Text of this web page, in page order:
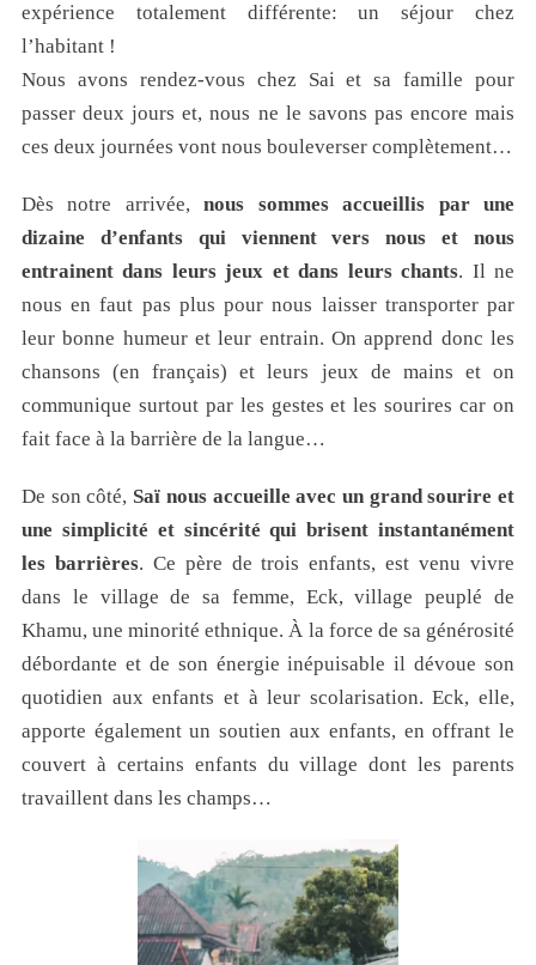
expérience totalement différente: un séjour chez
l’habitant !
Nous avons rendez-vous chez Sai et sa famille pour
passer deux jours et, nous ne le savons pas encore mais
ces deux journées vont nous bouleverser complètement…
Dès notre arrivée,nous sommes accueillis par une
dizaine d’enfants qui viennent vers nous et nous
entrainent dans leurs jeux et dans leurs chants. Il ne
nous en faut pas plus pour nous laisser transporter par
leur bonne humeur et leur entrain. On apprend donc les
chansons (en français) et leurs jeux de mains et on
communique surtout par les gestes et les sourires car on
fait face à la barrière de la langue…
De son côté, Saï nous accueille avec un grand sourire et
une simplicité et sincérité qui brisent instantanément
les barrières. Ce père de trois enfants, est venu vivre
dans le village de sa femme, Eck, village peuplé de
Khamu, une minorité ethnique. À la force de sa générosité
débordante et de son énergie inépuisable il dévoue son
quotidien aux enfants et à leur scolarisation. Eck, elle,
apporte également un soutien aux enfants, en offrant le
couvert à certains enfants du village dont les parents
travaillent dans les champs…